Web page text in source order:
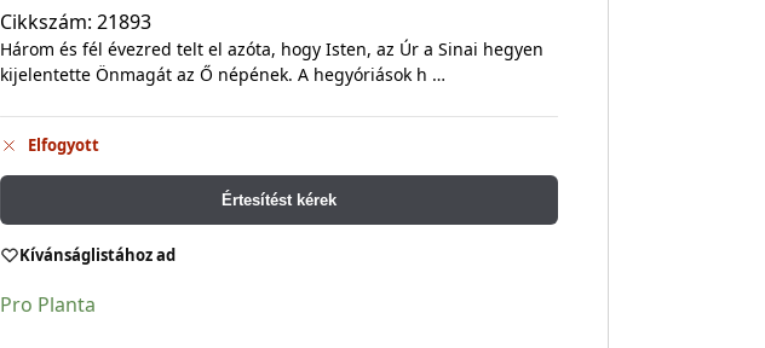
Cikkszám: 21893
Három és fél évezred telt el azóta, hogy Isten, az Úr a Sinai hegyen
kijelentette Önmagát az Ő népének. A hegyóriások h …
Elfogyott
Értesítést kérek
Kívánságlistához ad
Pro Planta